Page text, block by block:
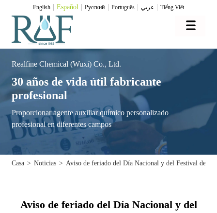
English Español Pусский Português عربي Tiếng Việt
Realfine Chemical (Wuxi) Co., Ltd.
30 años de vida útil fabricante
profesional
Proporcionar agente auxiliar químico personalizado
profesional en diferentes campos
Casa > Noticias > Aviso de feriado del Día Nacional y del Festival del
Aviso de feriado del Día Nacional y del